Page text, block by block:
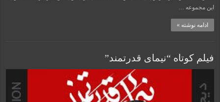
این مجموعه …
ادامه نوشته »
فیلم کوتاه “نیمای قدرتمند”